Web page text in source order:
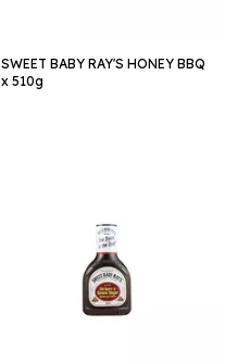
SWEET BABY RAY'S HONEY BBQ
x 510g